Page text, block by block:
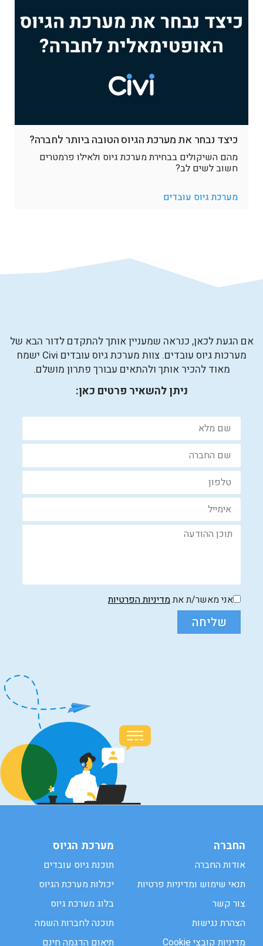
כיצד נבחר את מערכת הגיוס הטובה ביותר לחברה?
מהם השיקולים בבחירת מערכת גיוס ולאילו פרמטרים
חשוב לשים לב?
מערכת גיוס עובדים
אם הגעת לכאן, כנראה שמעניין אותך להתקדם לדור הבא של
מערכות גיוס עובדים. צוות מערכת גיוס עובדים Civi ישמח
מאוד להכיר אותך ולהתאים עבורך פתרון מושלם.
ניתן להשאיר פרטים כאן:
אני מאשר/ת אתמדיניות הפרטיות
שליחה
החברה
אודות החברה
תנאי שימוש ומדיניות פרטיות
צור קשר
הצהרת נגישות
מדיניות קובצי Cookie
מערכת הגיוס
תוכנת גיוס עובדים
יכולות מערכת הגיוס
בלוג מערכת גיוס
תוכנה לחברות השמה
תיאום הדגמה חינם